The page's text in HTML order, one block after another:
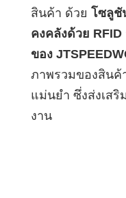
สินค้า ด้วย โซลูชั
คงคลังด้วย
ของ
ภาพรวมของสินค้
แม่นยำ ซึ่งส่งเสริ
งาน